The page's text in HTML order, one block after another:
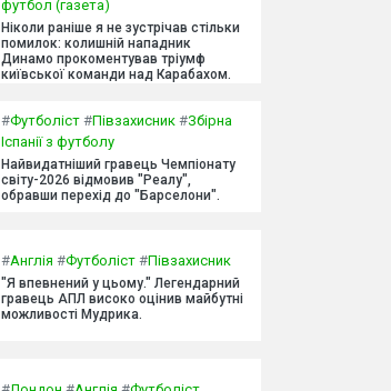
футбол (газета)
Ніколи раніше я не зустрічав стільки
помилок: колишній нападник
Динамо прокоментував тріумф
київської команди над Карабахом.
#Футболіст #Півзахисник #Збірна
Іспанії з футболу
Найвидатніший гравець Чемпіонату
світу-2026 відмовив "Реалу",
обравши перехід до "Барселони".
#Англія #Футболіст #Півзахисник
"Я впевнений у цьому." Легендарний
гравець АПЛ високо оцінив майбутні
можливості Мудрика.